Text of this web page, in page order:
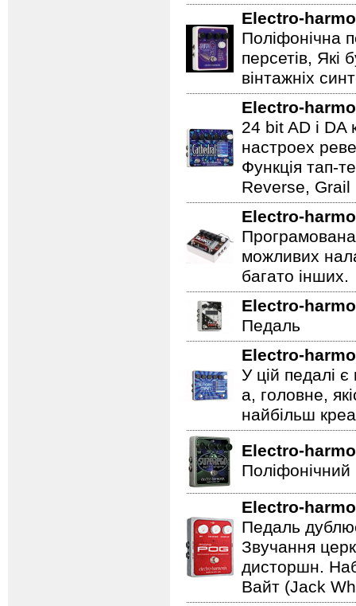
Electro-
Поліфонічна
персетів, Які
вінтажніх
Electro-
24 bit AD і
настроех
Функція тап-
Reverse, Grail
Electro-
можливих
багато інших.
Electro-
Педаль
Electro-
У цій педалі
а, головне,
найбільш
Electro-
Поліфонічний
Electro-
Педаль
Звучання
дисторшн.
Вайт (Jack